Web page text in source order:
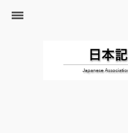
ホーム